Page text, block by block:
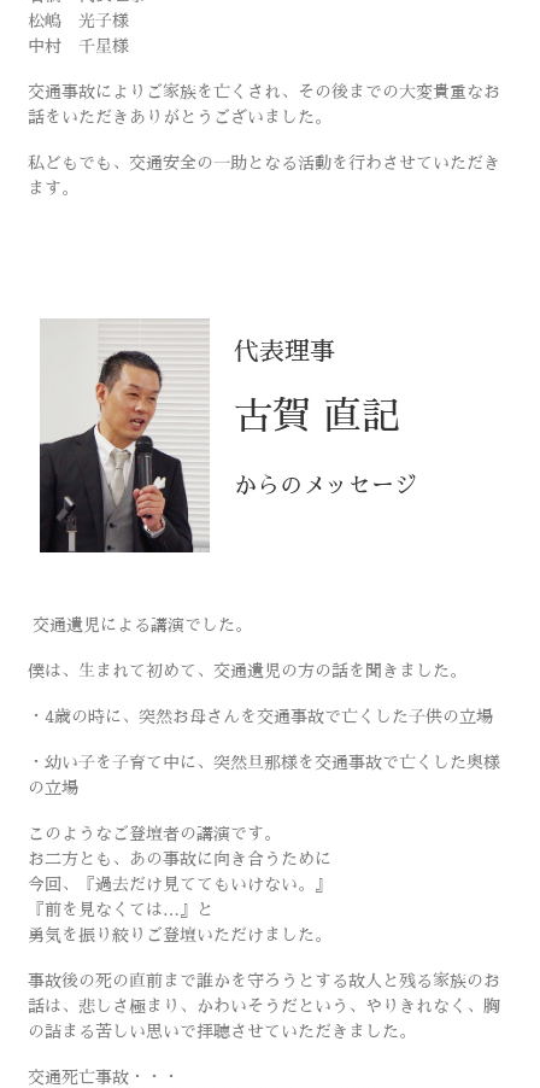
松嶋 光子様
中村 千星様
交通事故によりご家族を亡くされ、その後までの大変貴重なお
話をいただきありがとうございました。
私どもでも、交通安全の一助となる活動を行わさせていただき
ます。
代表理事
古賀 直記
からのメッセージ
交通遺児による講演でした。
僕は、生まれて初めて、交通遺児の方の話を聞きました。
・4歳の時に、突然お母さんを交通事故で亡くした子供の立場
・幼い子を子育て中に、突然旦那様を交通事故で亡くした奥様
の立場
このようなご登壇者の講演です。
お二方とも、あの事故に向き合うために
今回、『過去だけ見ててもいけない。』
『前を見なくては…』と
勇気を振り絞りご登壇いただけました。
事故後の死の直前まで誰かを守ろうとする故人と残る家族のお
話は、悲しさ極まり、かわいそうだという、やりきれなく、胸
の詰まる苦しい思いで拝聴させていただきました。
交通死亡事故・・・